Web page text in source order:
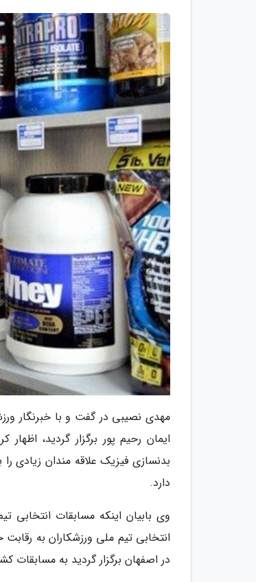
مهدی نصیبی در گفت و با خبرنگار
ایمان رحیم پور برگزار گردید،
بدنسازی فیزیک علاقه مندان زیادی
دارد.
وی بابیان اینکه مسابقات انتخابی
انتخابی تیم ملی ورزشکاران به رقابت
در اصفهان برگزار گردید به